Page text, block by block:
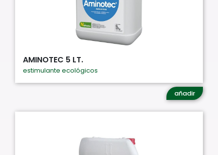
AMINOTEC 5 LT.
estimulante ecológicos
añadir